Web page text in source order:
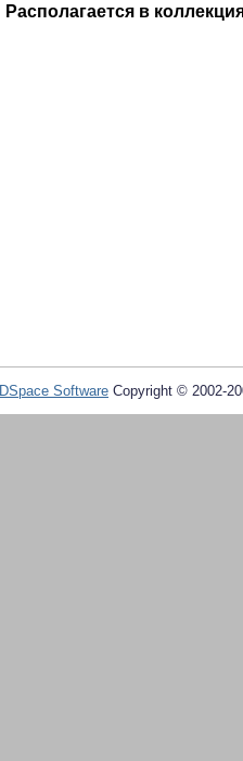
Располагается в
DSpace Software Copyright © 2002-